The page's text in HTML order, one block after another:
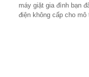
máy giặt gia đình bạn
điện không cấp cho